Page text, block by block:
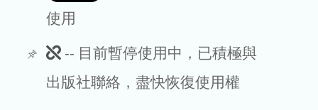
使用
此
期
-- 目前暫停使用中，已積極與
出版社聯絡，盡快恢復使用權